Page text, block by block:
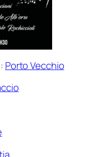
Porto Vecchio